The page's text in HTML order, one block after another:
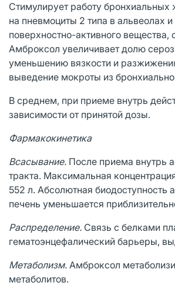
Стимулирует работу бронхиальных
на пневмоциты 2 типа в альвеолах
поверхностно-активного
Амброксол увеличивает долю
уменьшению вязкости и
выведение мокроты из
В среднем, при приеме внутрь
зависимости от принятой дозы.
Фармакокинетика
Всасывание. После приема внутрь
тракта. Максимальная
552 л. Абсолютная биодоступность
печень уменьшается
Распределение. Связь с белками
гематоэнцефалический барьеры,
Метаболизм. Амброксол
метаболитов.